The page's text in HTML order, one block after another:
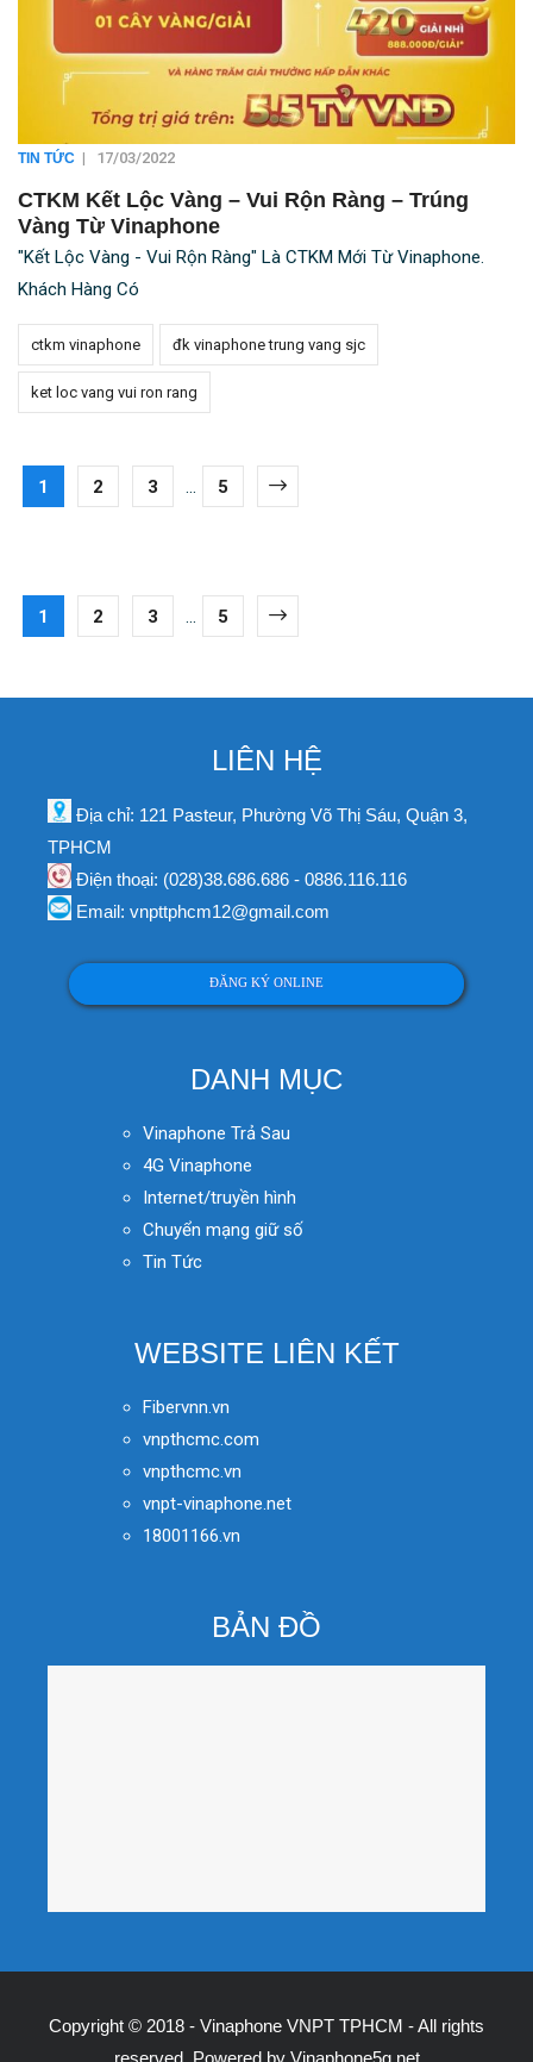
TIN TỨC | 17/03/2022
CTKM Kết Lộc Vàng – Vui Rộn Ràng – Trúng
Vàng Từ Vinaphone
"Kết Lộc Vàng - Vui Rộn Ràng" Là CTKM Mới Từ Vinaphone.
Khách Hàng Có
ctkm vinaphone đk vinaphone trung vang sjc
ket loc vang vui ron rang
1 2 3 ... 5
1 2 3 ... 5
LIÊN HỆ
Địa chỉ: 121 Pasteur, Phường Võ Thị Sáu, Quận 3,
TPHCM
Điện thoại: (028)38.686.686 - 0886.116.116
Email: vnpttphcm12@gmail.com
ĐĂNG KÝ ONLINE
DANH MỤC
Vinaphone Trả Sau
4G Vinaphone
Internet/truyền hình
Chuyển mạng giữ số
Tin Tức
WEBSITE LIÊN KẾT
Fibervnn.vn
vnpthcmc.com
vnpthcmc.vn
vnpt-vinaphone.net
18001166.vn
BẢN ĐỒ
Copyright © 2018 - Vinaphone VNPT TPHCM - All rights